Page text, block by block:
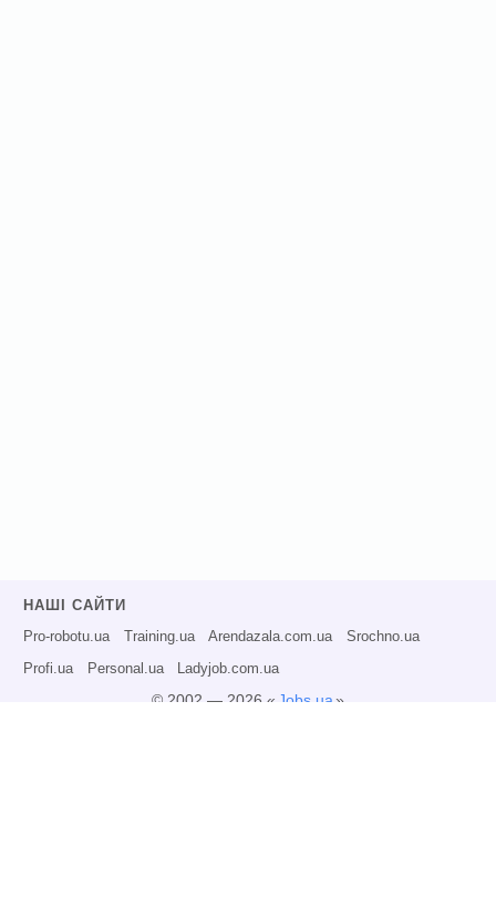
НАШІ САЙТИ
Pro-robotu.ua Training.ua Arendazala.com.ua Srochno.ua
Profi.ua Personal.ua Ladyjob.com.ua
© 2002 — 2026 « Jobs.ua»